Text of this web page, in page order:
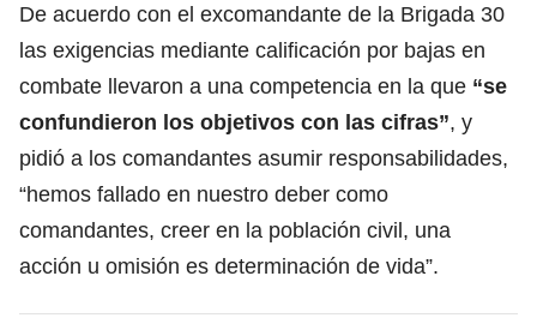
De acuerdo con el excomandante de la Brigada 30
las exigencias mediante calificación por bajas en
combate llevaron a una competencia en la que “se
confundieron los objetivos con las cifras”, y
pidió a los comandantes asumir responsabilidades,
“hemos fallado en nuestro deber como
comandantes, creer en la población civil, una
acción u omisión es determinación de vida”.